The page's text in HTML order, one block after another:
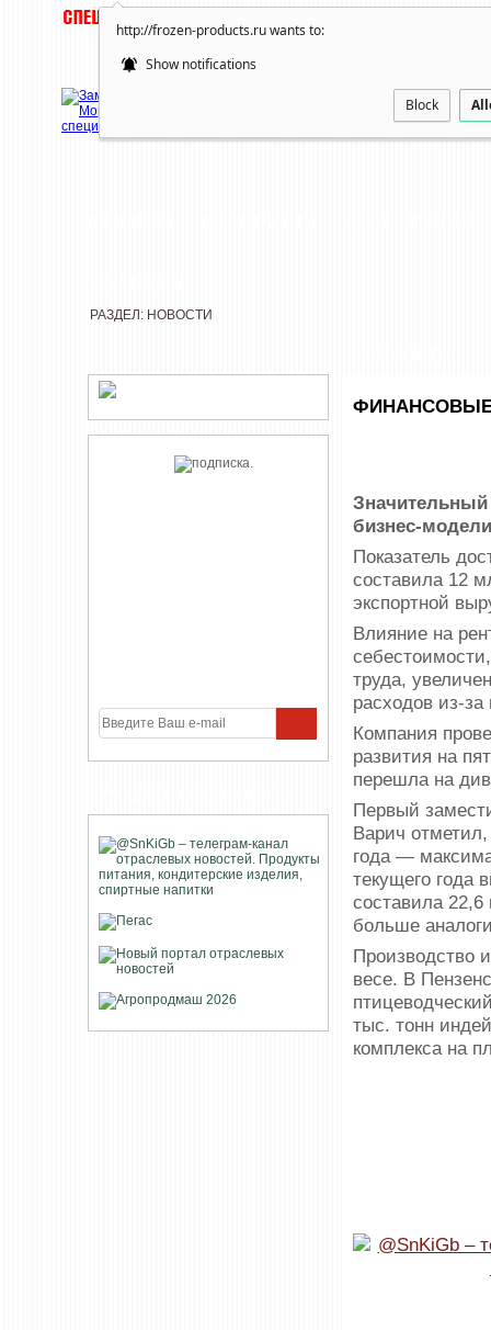
http://frozen-products.ru wants to:
Show notifications
Block
РАЗДЕЛ: НОВОСТИ
ФИНАНСОВЫЕ
Значительный
бизнес-
Показатель
составила 12
экспортной
Влияние на
труда,
расходов из-
Компания
развития на
перешла на
Первый
Варич отметил,
года —
текущего года
составила
больше
Производство
весе. В
тыс. тонн
комплекса на